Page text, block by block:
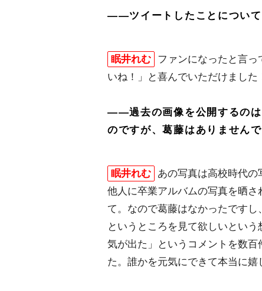
――ツイートしたことについて
眠井れむ
ファンになったと言
いね！」と喜んでいただけました
――過去の画像を公開するのは
のですが、葛藤はありません
眠井れむ
あの写真は高校時代
他人に卒業アルバムの写真を晒
て。なので葛藤はなかったですし
というところを見て欲しいとい
気が出た」というコメントを数
た。誰かを元気にできて本当に嬉